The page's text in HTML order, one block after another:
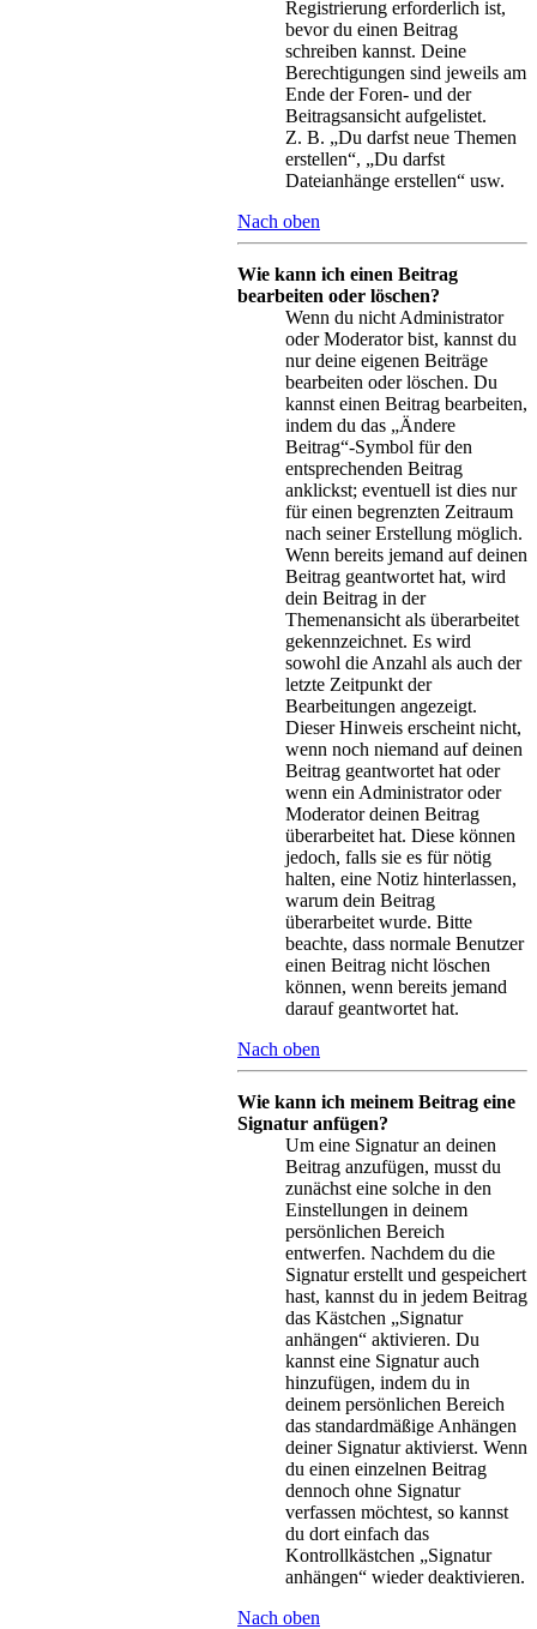
Registrierung erforderlich ist,
bevor du einen Beitrag
schreiben kannst. Deine
Berechtigungen sind jeweils am
Ende der Foren- und der
Beitragsansicht aufgelistet.
Z. B. „Du darfst neue Themen
erstellen“, „Du darfst
Dateianhänge erstellen“ usw.
Nach oben
Wie kann ich einen Beitrag
bearbeiten oder löschen?
Wenn du nicht Administrator
oder Moderator bist, kannst du
nur deine eigenen Beiträge
bearbeiten oder löschen. Du
kannst einen Beitrag bearbeiten,
indem du das „Ändere
Beitrag“-Symbol für den
entsprechenden Beitrag
anklickst; eventuell ist dies nur
für einen begrenzten Zeitraum
nach seiner Erstellung möglich.
Wenn bereits jemand auf deinen
Beitrag geantwortet hat, wird
dein Beitrag in der
Themenansicht als überarbeitet
gekennzeichnet. Es wird
sowohl die Anzahl als auch der
letzte Zeitpunkt der
Bearbeitungen angezeigt.
Dieser Hinweis erscheint nicht,
wenn noch niemand auf deinen
Beitrag geantwortet hat oder
wenn ein Administrator oder
Moderator deinen Beitrag
überarbeitet hat. Diese können
jedoch, falls sie es für nötig
halten, eine Notiz hinterlassen,
warum dein Beitrag
überarbeitet wurde. Bitte
beachte, dass normale Benutzer
einen Beitrag nicht löschen
können, wenn bereits jemand
darauf geantwortet hat.
Nach oben
Wie kann ich meinem Beitrag eine
Signatur anfügen?
Um eine Signatur an deinen
Beitrag anzufügen, musst du
zunächst eine solche in den
Einstellungen in deinem
persönlichen Bereich
entwerfen. Nachdem du die
Signatur erstellt und gespeichert
hast, kannst du in jedem Beitrag
das Kästchen „Signatur
anhängen“ aktivieren. Du
kannst eine Signatur auch
hinzufügen, indem du in
deinem persönlichen Bereich
das standardmäßige Anhängen
deiner Signatur aktivierst. Wenn
du einen einzelnen Beitrag
dennoch ohne Signatur
verfassen möchtest, so kannst
du dort einfach das
Kontrollkästchen „Signatur
anhängen“ wieder deaktivieren.
Nach oben